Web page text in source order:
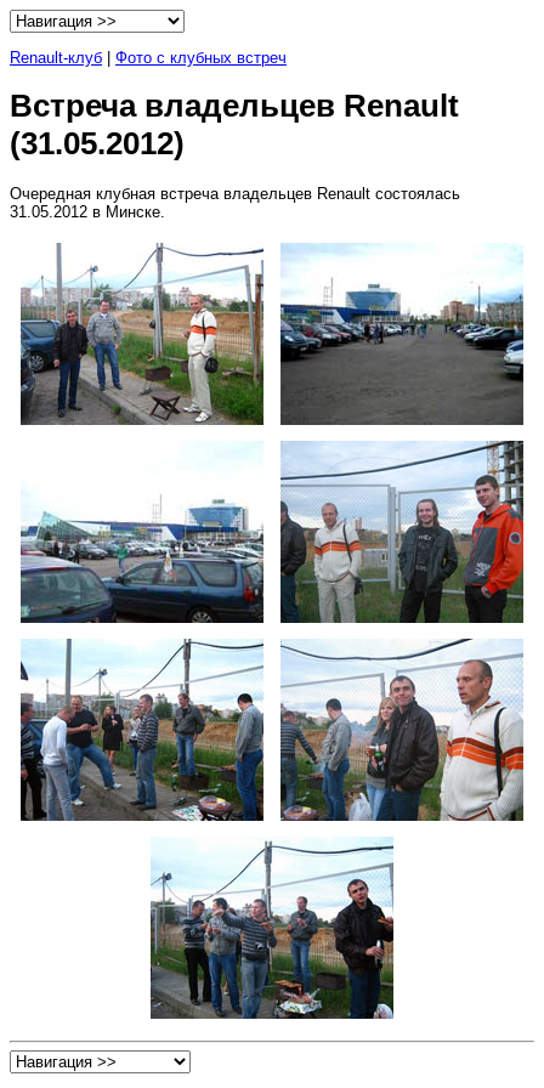
Renault-клуб Фото с клубных встреч
Встреча владельцев Renault
(31.05.2012)
Очередная клубная встреча владельцев Renault состоялась
31.05.2012 в Минске.